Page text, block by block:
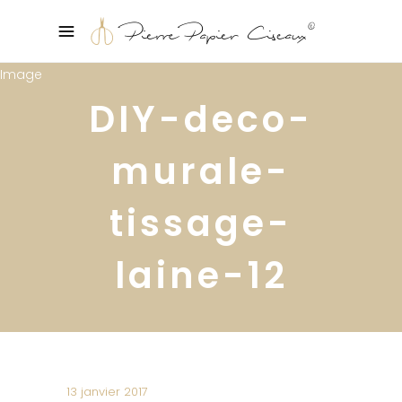
DIY-deco-
murale-
tissage-
laine-12
13 janvier 2017